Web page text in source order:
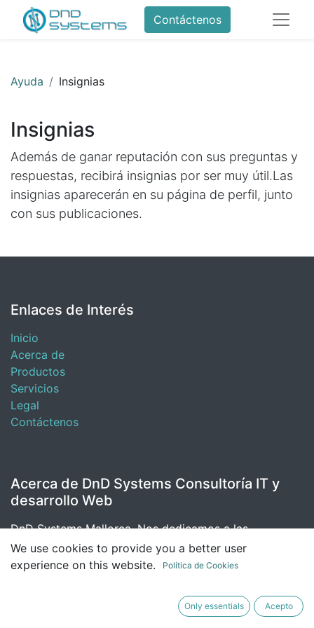
Contáctenos
Ayuda Insignias
Insignias
Además de ganar reputación con sus preguntas y
respuestas, recibirá insignias por ser muy útil.Las
insignias aparecerán en su página de perfil, junto
con sus publicaciones.
Enlaces de Interés
Inicio
Acerca de
Productos
Servicios
Legal
Contáctenos
Acerca de DnD Systems Consultoría IT y
desarrollo Web
DnD Systems Mallorca, Nos dedicamos a las
Instalaciones, Mantenimiento, Monitorización y
Administracion de servidores de todas las gamas,
Tenemos una gran reputación creada con un servicio
We use cookies to provide you a better user
experience on this website.
Política de Cookies
Only essentials Acepto